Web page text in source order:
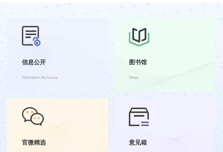
信息公开
Information disclosure
图书馆
library
官微精选 意见箱